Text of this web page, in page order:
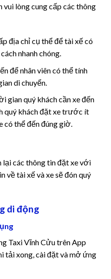
vui lòng cung cấp các thông
địa chỉ cụ thể để tài xế có
nhanh chóng.
để nhân viên có thể tính
di chuyển.
gian quý khách cần xe đến
quý khách đặt xe trước ít
có thể đến đúng giờ.
lại các thông tin đặt xe với
về tài xế và xe sẽ đón quý
di động
Taxi Vĩnh Cửu trên App
tải xong, cài đặt và mở ứng